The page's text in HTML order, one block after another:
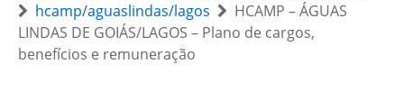
hcamp/aguaslindas/lagos
HCAMP – ÁGUAS
LINDAS DE GOIÁS/LAGOS – Plano de cargos,
benefícios e remuneração